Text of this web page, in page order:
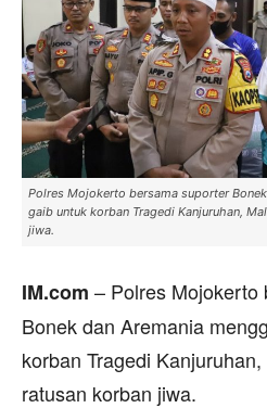
Polres Mojokerto bersama suporter
gaib untuk korban Tragedi Kanjuruhan,
jiwa.
IM.com – Polres Mojokerto
Bonek dan Aremania
korban Tragedi
ratusan korban jiwa.